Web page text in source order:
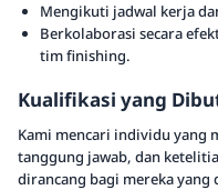
Mengikuti jadwal kerja
Berkolaborasi secara
tim finishing.
Kualifikasi yang
Kami mencari individu yang
tanggung jawab, dan
dirancang bagi mereka